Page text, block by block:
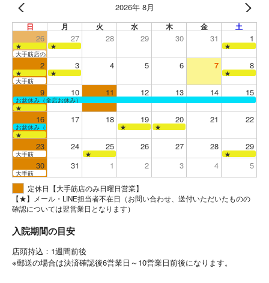
2026年 8月
日 月 火 水 木 金 土
26 27 28 29 30 31 1
★ ★
★
大手筋店のみ営業
2 3 4 5 6 7 8
★ ★
★
大手筋
9 10 11 12 13 14 15
お盆休み（全店お休み）
★
16 17 18 19 20 21 22
お盆休み（全店お休み） ★
★
★
23 24 25 26 27 28 29
大手筋 ★ ★
30 31 1 2 3 4 5
大手筋
定休日【大手筋店のみ日曜日営業】
【★】メール・LINE担当者不在日（お問い合わせ、送付いただいたものの
確認については翌営業日となります）
入院期間の目安
店頭持込：1週間前後
※郵送の場合は決済確認後6営業日～10営業日前後になります。